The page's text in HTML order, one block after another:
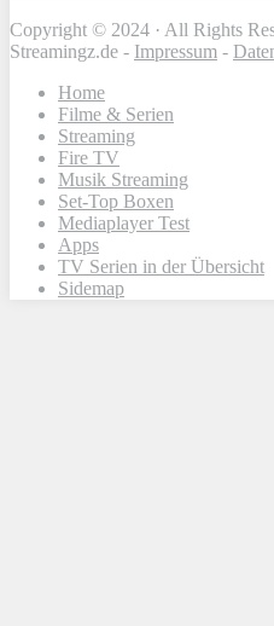
Copyright © 2024 · All Rights
Streamingz.de - Impressum -
Home
Filme & Serien
Streaming
Fire TV
Musik Streaming
Set-Top Boxen
Mediaplayer Test
Apps
TV Serien in der Übersicht
Sidemap